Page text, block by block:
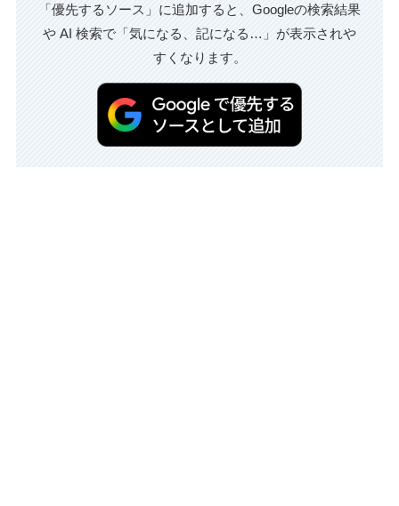
「優先するソース」に追加すると、Googleの検索結果
や AI 検索で「気になる、記になる…」が表示されや
すくなります。